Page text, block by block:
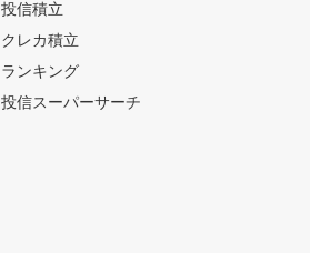
投信積立
クレカ積立
ランキング
投信スーパーサーチ